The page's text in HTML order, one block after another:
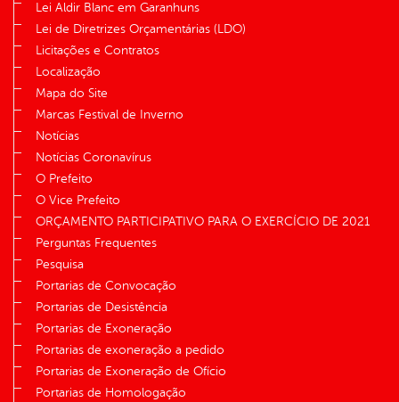
Lei Aldir Blanc em Garanhuns
Lei de Diretrizes Orçamentárias (LDO)
Licitações e Contratos
Localização
Mapa do Site
Marcas Festival de Inverno
Notícias
Notícias Coronavírus
O Prefeito
O Vice Prefeito
ORÇAMENTO PARTICIPATIVO PARA O EXERCÍCIO DE 2021
Perguntas Frequentes
Pesquisa
Portarias de Convocação
Portarias de Desistência
Portarias de Exoneração
Portarias de exoneração a pedido
Portarias de Exoneração de Ofício
Portarias de Homologação